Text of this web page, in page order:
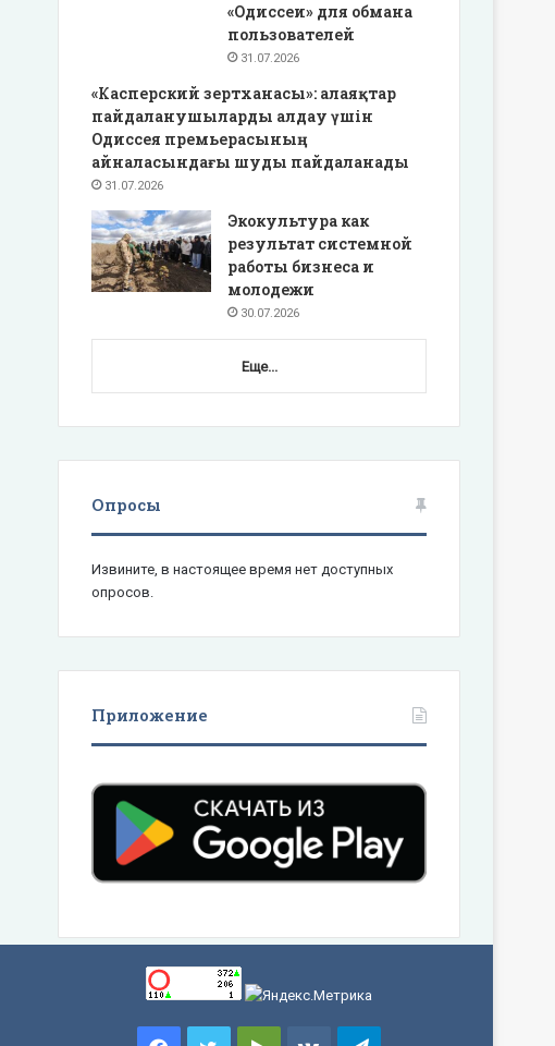
«Одиссеи» для обмана
пользователей
31.07.2026
«Касперский зертханасы»: алаяқтар
пайдаланушыларды алдау үшін
Одиссея премьерасының
айналасындағы шуды пайдаланады
31.07.2026
Экокультура как
результат системной
работы бизнеса и
молодежи
30.07.2026
Еще...
Опросы
Извините, в настоящее время нет доступных
опросов.
Приложение